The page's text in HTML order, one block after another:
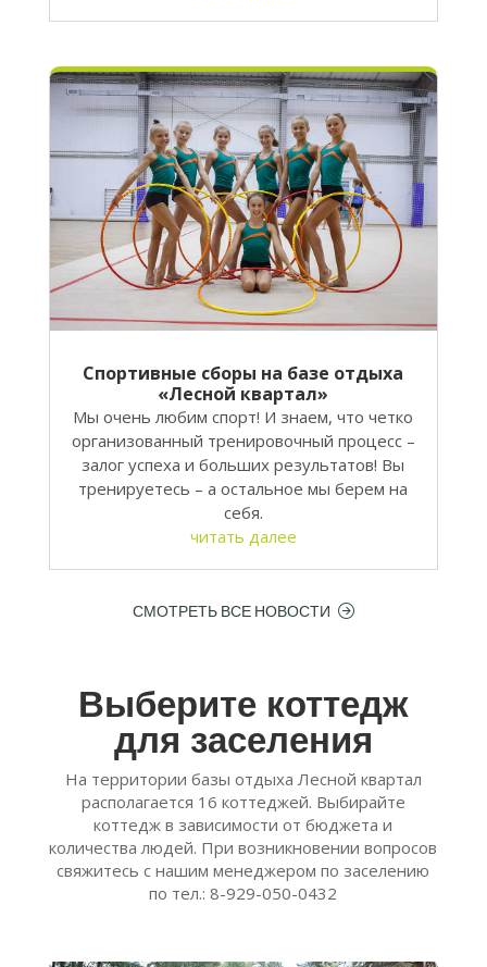
Спортивные сборы на базе отдыха
«Лесной квартал»
Мы очень любим спорт! И знаем, что четко
организованный тренировочный процесс –
залог успеха и больших результатов! Вы
тренируетесь – а остальное мы берем на
себя.
читать далее
СМОТРЕТЬ ВСЕ НОВОСТИ
Выберите коттедж
для заселения
На территории базы отдыха Лесной квартал
располагается 16 коттеджей. Выбирайте
коттедж в зависимости от бюджета и
количества людей. При возникновении вопросов
свяжитесь с нашим менеджером по заселению
по тел.: 8-929-050-0432